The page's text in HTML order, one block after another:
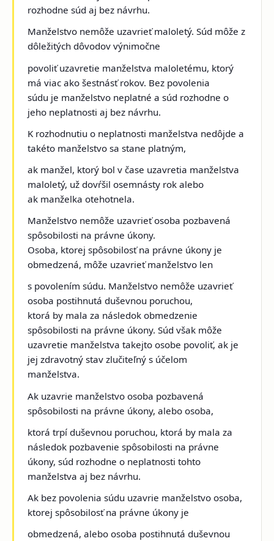
rozhodne súd aj bez návrhu.
Manželstvo nemôže uzavrieť maloletý. Súd môže z
dôležitých dôvodov výnimočne
povoliť uzavretie manželstva maloletému, ktorý
má viac ako šestnásť rokov. Bez povolenia
súdu je manželstvo neplatné a súd rozhodne o
jeho neplatnosti aj bez návrhu.
K rozhodnutiu o neplatnosti manželstva nedôjde a
takéto manželstvo sa stane platným,
ak manžel, ktorý bol v čase uzavretia manželstva
maloletý, už dovŕšil osemnásty rok alebo
ak manželka otehotnela.
Manželstvo nemôže uzavrieť osoba pozbavená
spôsobilosti na právne úkony.
Osoba, ktorej spôsobilosť na právne úkony je
obmedzená, môže uzavrieť manželstvo len
s povolením súdu. Manželstvo nemôže uzavrieť
osoba postihnutá duševnou poruchou,
ktorá by mala za následok obmedzenie
spôsobilosti na právne úkony. Súd však môže
uzavretie manželstva takejto osobe povoliť, ak je
jej zdravotný stav zlučiteľný s účelom
manželstva.
Ak uzavrie manželstvo osoba pozbavená
spôsobilosti na právne úkony, alebo osoba,
ktorá trpí duševnou poruchou, ktorá by mala za
následok pozbavenie spôsobilosti na právne
úkony, súd rozhodne o neplatnosti tohto
manželstva aj bez návrhu.
Ak bez povolenia súdu uzavrie manželstvo osoba,
ktorej spôsobilosť na právne úkony je
obmedzená, alebo osoba postihnutá duševnou